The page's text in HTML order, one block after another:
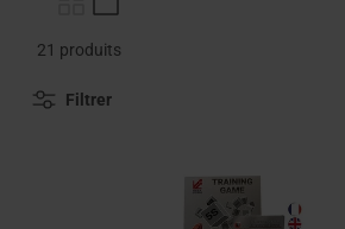
Filtrer
21 produits